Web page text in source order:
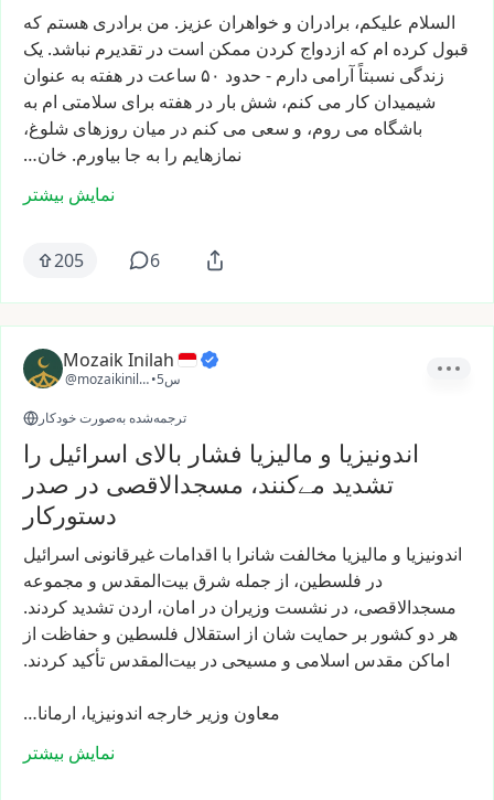
السلام علیکم، برادران و خواهران عزیز. من برادری هستم که
قبول کرده ام که ازدواج کردن ممکن است در تقدیرم نباشد. یک
زندگی نسبتاًآرامی دارم - حدود ۵۰ ساعت در هفته به عنوان
شیمیدان کار می کنم، شش بار در هفته برای سلامتی ام به
باشگاه می روم، و سعی می کنم در میان روزهای شلوغ،
نمازهایم را به جا بیاورم. خان…
نمایش بیشتر
205 6
Mozaik Inilah
@mozaikinilah• 5س
ترجمه‌شده به‌صورت خودکار
اندونیزیا و مالیزیا فشار بالای اسرائیل را
تشدید مے‌کنند، مسجدالاقصی در صدر
دستورکار
اندونیزیا و مالیزیا مخالفت شانرا با اقدامات غیرقانونی اسرائیل
در فلسطین، از جمله شرق بیت‌المقدس و مجموعه
مسجدالاقصی، در نشست وزیران در امان، اردن تشدید کردند.
هر دو کشور بر حمایت شان از استقلال فلسطین و حفاظت از
اماکن مقدس اسلامی و مسیحی در بیت‌المقدس تأکید کردند.
معاون وزیر خارجه اندونیزیا، ارمانا…
نمایش بیشتر